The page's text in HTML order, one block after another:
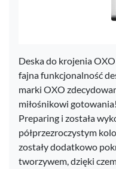
Deska do krojenia
fajna funkcjonalność
marki OXO
miłośnikowi
Preparing i została
półprzezroczystym
zostały dodatkowo
tworzywem, dzięki